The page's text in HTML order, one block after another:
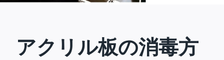
アクリル板の消毒方